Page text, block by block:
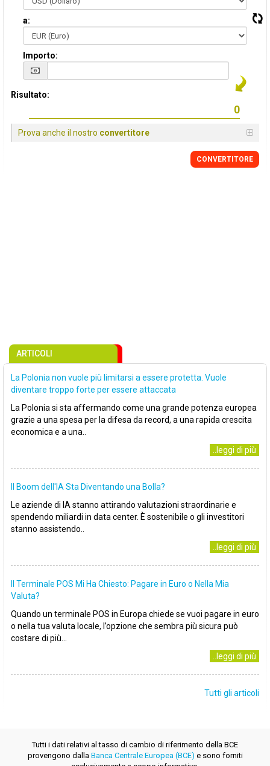
a:
Importo:
Risultato:
Prova anche il nostro convertitore
CONVERTITORE
ARTICOLI
La Polonia non vuole più limitarsi a essere protetta. Vuole
diventare troppo forte per essere attaccata
La Polonia si sta affermando come una grande potenza europea
grazie a una spesa per la difesa da record, a una rapida crescita
economica e a una..
..leggi di più
Il Boom dell'IA Sta Diventando una Bolla?
Le aziende di IA stanno attirando valutazioni straordinarie e
spendendo miliardi in data center. È sostenibile o gli investitori
stanno assistendo..
..leggi di più
Il Terminale POS Mi Ha Chiesto: Pagare in Euro o Nella Mia
Valuta?
Quando un terminale POS in Europa chiede se vuoi pagare in euro
o nella tua valuta locale, l’opzione che sembra più sicura può
costare di più...
..leggi di più
Tutti gli articoli
Tutti i dati relativi al tasso di cambio di riferimento della BCE
provengono dalla Banca Centrale Europea (BCE) e sono forniti